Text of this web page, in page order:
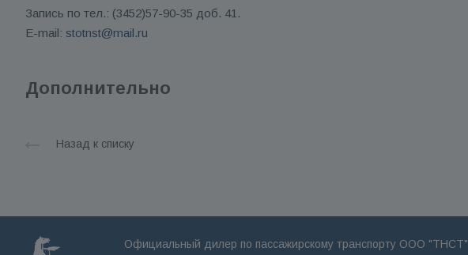
Запись по тел.: (3452)57-90-35 доб. 41.
E-mail: stotnst@mail.ru
Дополнительно
Назад к списку
Официальный дилер по пассажирскому транспорту ООО "ТНСТ"